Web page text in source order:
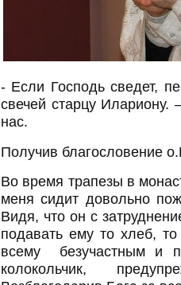
- Если Господь сведет,
свечей старцу Илариону.
нас.
Получив благословение
Во время трапезы в
меня сидит довольно
Видя, что он с
подавать ему то хлеб,
всему безучастным и
колокольчик,